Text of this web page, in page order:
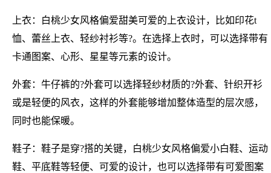
上衣：白桃少女风格偏爱甜美可爱的上衣设计，比如印花t
恤、蕾丝上衣、轻纱衬衫等?。在选择上衣时，可以选择带有
卡通图案、心形、星星等元素的设计。
外套：牛仔裤的?外套可以选择轻纱材质的?外套、针织开衫
或是轻便的风衣，这样的外套能够增加整体造型的层次感，
同时也能保暖。
鞋子：鞋子是穿?搭的关键，白桃少女风格偏爱小白鞋、运动
鞋、平底鞋等轻便、可爱的设计，也可以选择带有可爱图案